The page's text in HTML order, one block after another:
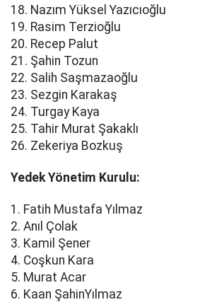
18. Nazım Yüksel Yazıcıoğlu
19. Rasim Terzioğlu
20. Recep Palut
21. Şahin Tozun
22. Salih Saşmazaoğlu
23. Sezgin Karakaş
24. Turgay Kaya
25. Tahir Murat Şakaklı
26. Zekeriya Bozkuş
Yedek Yönetim Kurulu:
1. Fatih Mustafa Yılmaz
2. Anıl Çolak
3. Kamil Şener
4. Coşkun Kara
5. Murat Acar
6. Kaan ŞahinYılmaz